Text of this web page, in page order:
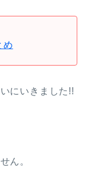
め
にいきました!!
ん。